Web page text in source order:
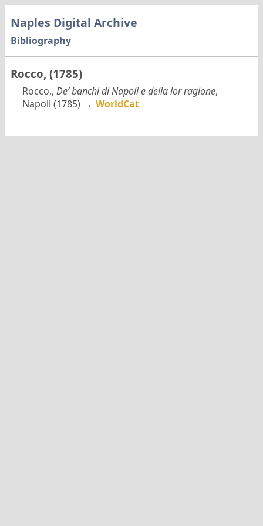
Naples Digital Archive
Bibliography
Rocco, (1785)
Rocco,, De’ banchi di Napoli e della lor ragione,
Napoli (1785) → WorldCat